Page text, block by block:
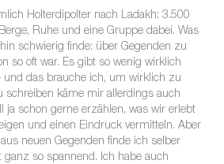
Holterdipolter nach Ladakh: 3.500
Ruhe und eine Gruppe dabei. Was
schwierig finde: über Gegenden zu
so oft war. Es gibt so wenig wirklich
und das brauche ich, um wirklich zu
schreiben käme mir allerdings auch
ja schon gerne erzählen, was wir erlebt
und einen Eindruck vermitteln. Aber
neuen Gegenden finde ich selber
ganz so spannend. Ich habe auch